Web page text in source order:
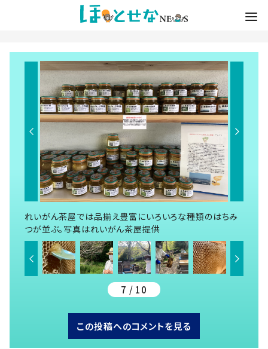
れいがん茶屋では品揃え豊富にいろいろな種類のはちみ
つが並ぶ。写真はれいがん茶屋提供
7 / 10
この投稿へのコメントを見る